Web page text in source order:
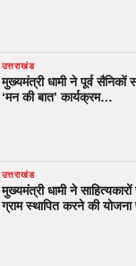
उत्तराखंड
मुख्यमंत्री धामी ने पूर्व सैनिकों
‘मन की बात’ कार्यक्रम…
उत्तराखंड
मुख्यमंत्री धामी ने
ग्राम स्थापित करने की